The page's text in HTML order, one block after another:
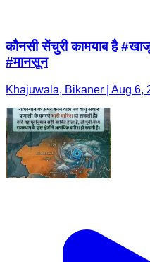
कौनसी सेंचुरी कामयाब है
#मानसून
Khajuwala, Bikaner | Aug 6,